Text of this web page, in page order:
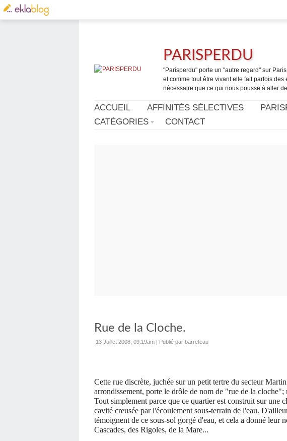
PARISPERDU
"Parisperdu" porte un "autre regard" sur
et comme tout être vivant elle fait parfois
nécessaire que ce qui nous pousse à aller
ACCUEIL AFFINITÉS SÉLECTIVES
CATÉGORIES
CONTACT
Rue de la Cloche.
13 Juillet 2008, 09:19am | Publié par barreteau
Cette rue discrète, juchée sur un petit tertre du secteur
arrondissement, porte le drôle de nom de "rue de la cloche";
Tout simplement parce que ce quartier est construit sur une
cavité creusée par l'écoulement sous-terrain de l'eau.
témoignent de ce sous-sol gorgé d'eau, et cela a donné leur
Cascades, des Rigoles, de la Mare...